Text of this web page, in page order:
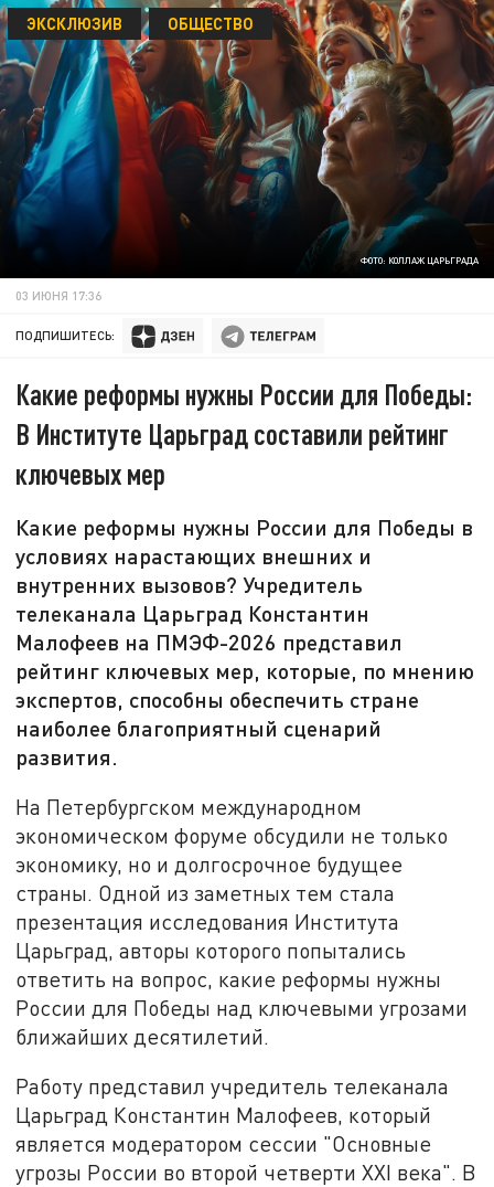
ФОТО: КОЛЛАЖ ЦАРЬГРАДА
ЭКСКЛЮЗИВ ОБЩЕСТВО
03 ИЮНЯ 17:36
ПОДПИШИТЕСЬ:
Какие реформы нужны России для Победы:
В Институте Царьград составили рейтинг
ключевых мер
Какие реформы нужны России для Победы в
условиях нарастающих внешних и
внутренних вызовов? Учредитель
телеканала Царьград Константин
Малофеев на ПМЭФ-2026 представил
рейтинг ключевых мер, которые, по мнению
экспертов, способны обеспечить стране
наиболее благоприятный сценарий
развития.
На Петербургском международном
экономическом форуме обсудили не только
экономику, но и долгосрочное будущее
страны. Одной из заметных тем стала
презентация исследования Института
Царьград, авторы которого попытались
ответить на вопрос, какие реформы нужны
России для Победы над ключевыми угрозами
ближайших десятилетий.
Работу представил учредитель телеканала
Царьград Константин Малофеев, который
является модератором сессии "Основные
угрозы России во второй четверти XXI века". В